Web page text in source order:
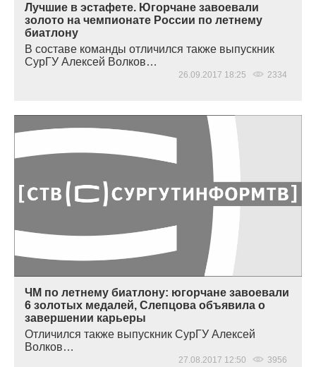
Лучшие в эстафете. Югорчане завоевали
золото на чемпионате России по летнему
биатлону
В составе команды отличился также выпускник
СурГУ Алексей Волков…
26.09.2017 18:25 2334
ЧМ по летнему биатлону: югорчане завоевали
6 золотых медалей, Слепцова объявила о
завершении карьеры
Отличился также выпускник СурГУ Алексей
Волков…
27.08.2017 12:50 3956